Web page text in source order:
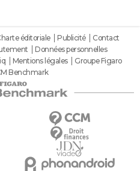
éditoriale Publicité
Contact
Données personnelles
Mentions légales
Groupe Figaro
Benchmark